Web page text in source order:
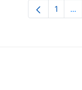
Pàgina
1 ...